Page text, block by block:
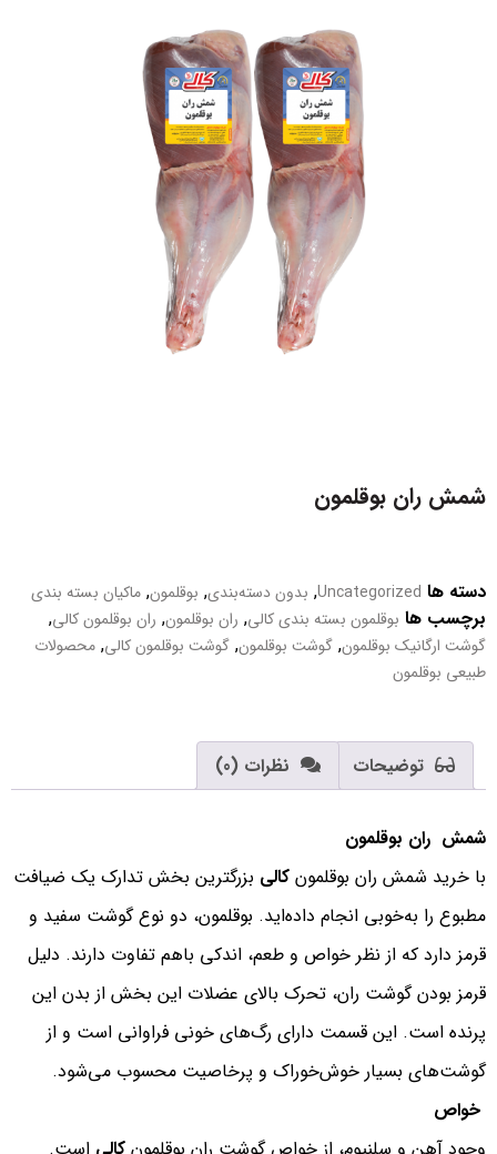
شمش ران بوقلمون
دسته ها Uncategorized
, بدون دسته‌بندی, بوقلمون, ماکیان بسته بندی
برچسب ها بوقلمون بسته بندی کالی, ران بوقلمون, ران بوقلمون کالی,
گوشت ارگانیک بوقلمون, گوشت بوقلمون, گوشت بوقلمون کالی, محصولات
طبیعی بوقلمون
توضیحات نظرات (0)
شمش ران بوقلمون
با خرید شمش ران بوقلمون کالی بزرگترین بخش تدارک یک ضیافت
مطبوع را به‌خوبی انجام داده‌اید. بوقلمون، دو نوع گوشت سفید و
قرمز دارد که از نظر خواص و طعم، اندکی باهم تفاوت دارند. دلیل
قرمز بودن گوشت ران، تحرک بالای عضلات این بخش از بدن این
پرنده است. این قسمت دارای رگ‌های خونی فراوانی است و از
گوشت‌های بسیار خوش‌خوراک و پرخاصیت محسوب می‌شود.
خواص